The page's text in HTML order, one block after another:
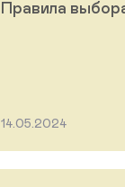
Правила
14.05.2024